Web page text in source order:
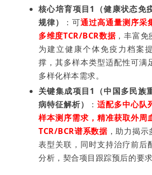
核心培育项目1（健康状态免
规律）
：可通过高通量测序采
多维度TCR/BCR数据，丰富免
为建立健康个体免疫力档案
撑，其多样本类型适配性可满
多样化样本需求。
关键集成项目1（中国多民族
病特征解析）
：适配多中心队
样本测序需求，精准获取外周
TCR/BCR谱系数据，助力揭示
表型关联，同时支持治疗前后
分析，契合项目跟踪预后的要求